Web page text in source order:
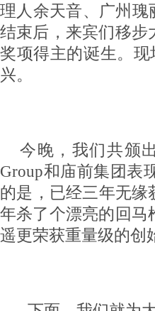
理人余天音、广州瑰
结束后，来宾们移步
奖项得主的诞生。现
兴。
今晚，我们共颁
Group和庙前集团表
的是，已经三年无缘
年杀了个漂亮的回马
遥更荣获重量级的创